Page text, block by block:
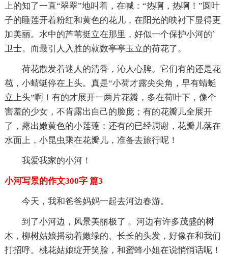
上的知了一直“翠翠”地叫着，在喊：“热啊，热啊！”圆叶
子的睡莲开着粉红和黄色的花儿，在阳光的映衬下显得更
加美丽。水中的芦苇挺立在那里，好似一个保护小河的`
卫士。而最引人入胜的就数亭亭玉立的荷花了。
荷花散发着迷人的清香，沁人心脾。它们有的还是花
苞，小蜻蜓停在上头。真是“小荷才露尖尖角，早有蜻蜓
立上头”啊！有的才展开一两片花瓣，多在荷叶下，像个
害羞的少女，不肯露出自己的脸庞；有的花瓣儿全展开
了，露出嫩黄色的小莲蓬；还有的已经凋谢，花瓣儿落在
水面上，小昆虫乘在花瓣儿，准备去旅行呢！
我爱我家的小河！
小河写景的作文300字 篇3
今天，我和爸爸妈妈一起去河边春游。
到了小河边，风景美丽极了 。河边有许多茂盛的树
木，柳树姑娘摇动着嫩绿的、长长的头发，好像在和我们
打招呼。桃花姑娘绽开笑脸，和蜜蜂小姐在说悄悄话呢！